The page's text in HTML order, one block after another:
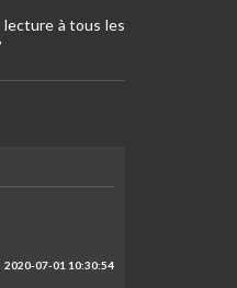
lecture à tous les
2020-07-01 10:30:54